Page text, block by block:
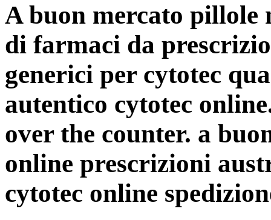
A buon mercato pillole
di farmaci da
generici per cytotec
autentico cytotec
over the counter. a
online prescrizioni
cytotec online